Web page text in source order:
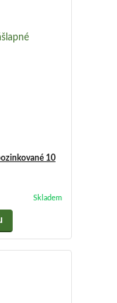
10
Skladem